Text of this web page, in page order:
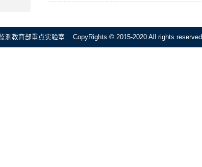
测教育部重点实验室 CopyRights © 2015-2020 All rights reserved